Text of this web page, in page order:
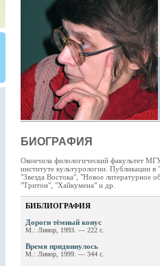
БИОГРАФИЯ
Окончила филологический факультет
институте культурологии. Публикации
"Звезда Востока", "Новое литературное
"Тритон", "Хайкумена" и др.
БИБЛИОГРАФИЯ
Дороги тёмный конус
М.: Линор, 1993. — 222 с.
Время придвинулось
М.: Линор, 1999. — 344 c.